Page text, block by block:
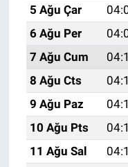
5 Ağu Çar
6 Ağu Per
7 Ağu Cum
8 Ağu Cts
9 Ağu Paz
10 Ağu Pts
11 Ağu Sal